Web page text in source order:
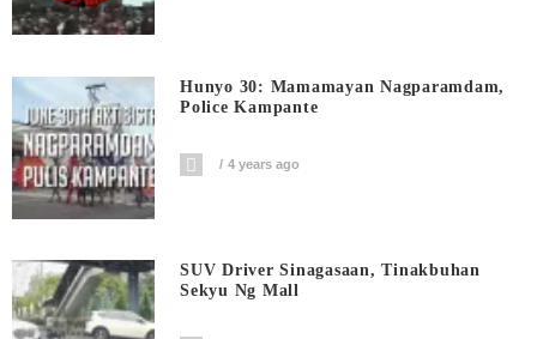
Hunyo 30: Mamamayan Nagparamdam,
Police Kampante
4 years ago
SUV Driver Sinagasaan, Tinakbuhan
Sekyu Ng Mall